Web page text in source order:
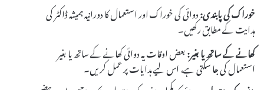
خوراک کی پابندی:دوائی کی خوراک اور استعمال کا دورانیہ ہمیشہ ڈاکٹر کی
ہدایت کے مطابق رکھیں۔
کھانے کے ساتھ یا بغیر:بعض اوقات یہ دوائی کھانے کے ساتھ یا بغیر
استعمال کی جا سکتی ہے، اس لیے ہدایات پر عمل کریں۔